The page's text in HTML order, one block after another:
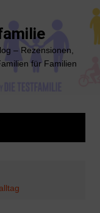
– Rezensionen,
für Familien